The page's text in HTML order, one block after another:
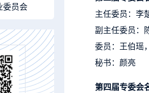
委员会
主任委员：李
副主任委员：
委员：王伯瑶
秘书：颜亮
第四届专委会